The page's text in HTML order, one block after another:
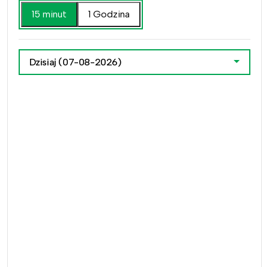
15 minut
1 Godzina
Dzisiaj (07-08-2026)